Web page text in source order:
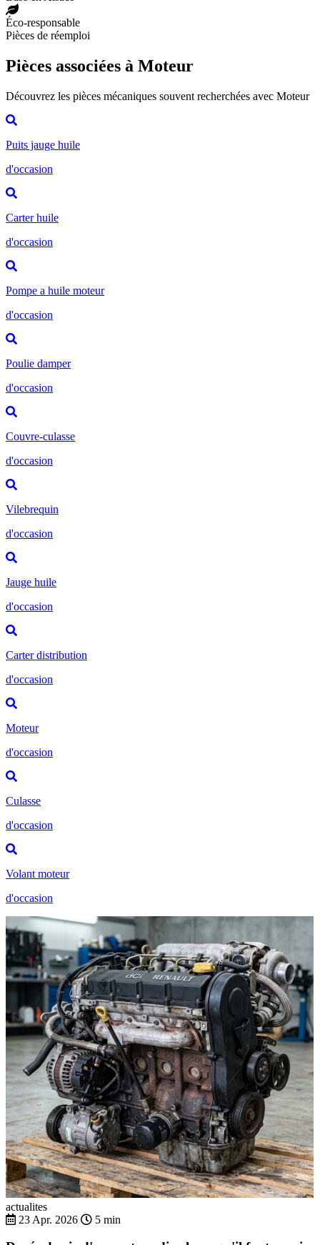
Éco-responsable
Pièces de réemploi
Pièces associées à Moteur
Découvrez les pièces mécaniques souvent recherchées avec Moteur
Puits jauge huile
d'occasion
Carter huile
d'occasion
Pompe a huile moteur
d'occasion
Poulie damper
d'occasion
Couvre-culasse
d'occasion
Vilebrequin
d'occasion
Jauge huile
d'occasion
Carter distribution
d'occasion
Moteur
d'occasion
Culasse
d'occasion
Volant moteur
d'occasion
actualites
23 Apr. 2026
5 min